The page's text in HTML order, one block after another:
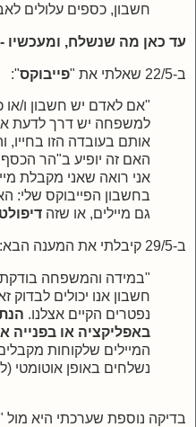
חשבון, כספים עלולים
עד כאן מה שנשלח, ומעכשיו -
ב-22/5 שאלתי את " פייבוקס":
"אם לאדם יש חשבון ו/
למשפחה יש דרך לדעת
אותם בעובדה הזו בחייו,
האם זה יופיע ב"הר
אני רואה שאני מקבלת
בחשבון הפייבוקס שלי:
גם מיילים, או שזה דיפולט
ב-29/5 קיבלתי את המענה הבא:
"במידה והמשפחה בודקת
חשבון אנו יכולים לבדוק
נפטרים הקיים אצלנו.
באפליקציה או בפנייה
המיילים שלקוחות
נשלחים באופן אוטומטי
בדיקה נוספת שערכתי היא מול